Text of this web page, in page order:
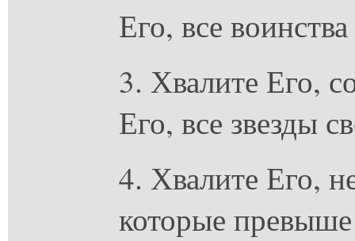
Его, все
3. Хвалите Его,
Его, все звезды
4. Хвалите Его,
которые